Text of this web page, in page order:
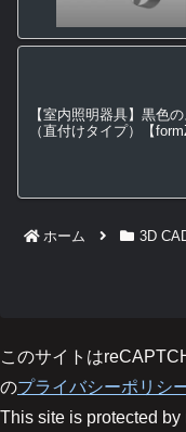
【室内照明器具】黒色
（直付けタイプ）【
ホーム 3D
このサイトは
のプライバシーポリシ
This site is protected